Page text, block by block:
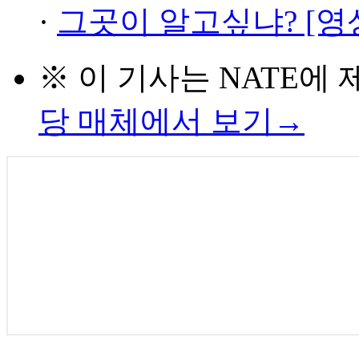
· 그곳이 알고싶냐? [
※ 이 기사는 NATE에
당 매체에서 보기→